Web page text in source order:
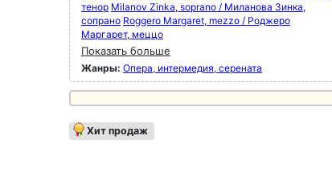
тенор Milanov Zinka, soprano / Миланова Зинка,
сопрано Roggero Margaret, mezzo / Роджеро
Маргарет, меццо
Показать больше
Жанры: Опера, интермедия, серената
Хит продаж